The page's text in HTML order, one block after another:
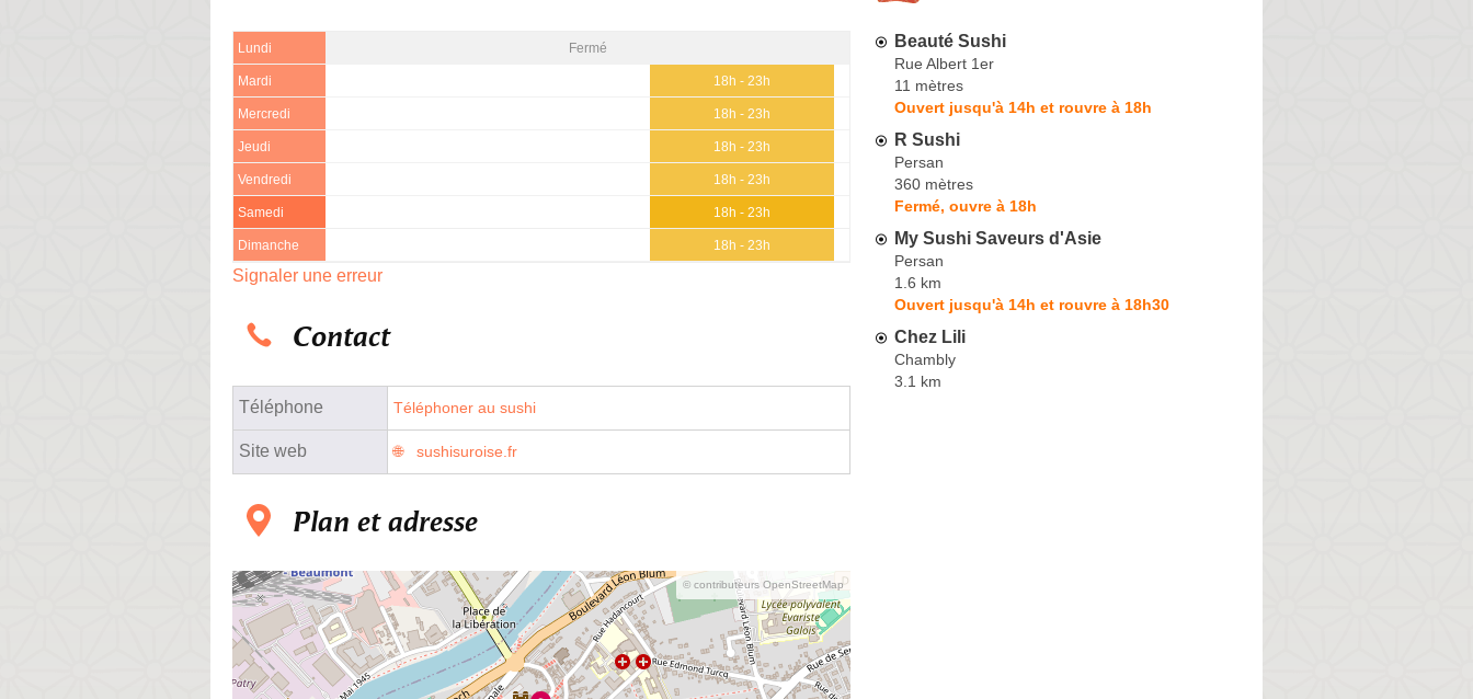
Lundi Fermé
Mardi 18h - 23h
Mercredi 18h - 23h
Jeudi 18h - 23h
Vendredi 18h - 23h
Samedi 18h - 23h
Dimanche 18h - 23h
Signaler une erreur
Contact
Téléphone Téléphoner au sushi
Site web sushisuroise.fr
Plan et adresse
© contributeurs OpenStreetMap
Beauté Sushi
Rue Albert 1er
11 mètres
Ouvert jusqu'à 14h et rouvre à 18h
R Sushi
Persan
360 mètres
Fermé, ouvre à 18h
My Sushi Saveurs d'Asie
Persan
1.6 km
Ouvert jusqu'à 14h et rouvre à 18h30
Chez Lili
Chambly
3.1 km